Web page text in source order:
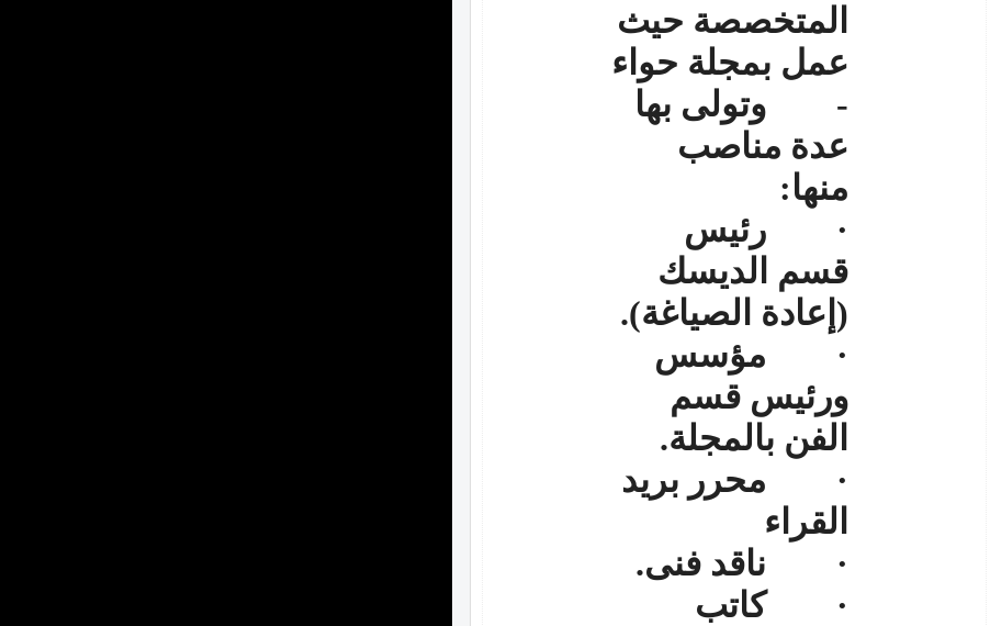
المتخصصة حيث
عمل بمجلة حواء
- وتولى بها
عدة مناصب
منها:
· رئيس
قسم الديسك
(إعادة الصياغة).
· مؤسس
ورئيس قسم
الفن بالمجلة.
· محرر بريد
القراء
· ناقد فنى.
· كاتب